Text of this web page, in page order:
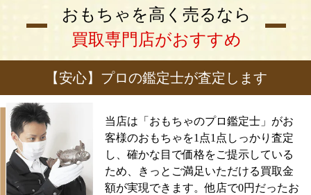
おもちゃを高く売るなら
買取専門店がおすすめ
【安心】プロの鑑定士が査定します
当店は「おもちゃのプロ鑑定士」がお
客様のおもちゃを1点1点しっかり査定
し、確かな目で価格をご提示している
ため、きっとご満足いただける買取金
額が実現できます。他店で0円だったお